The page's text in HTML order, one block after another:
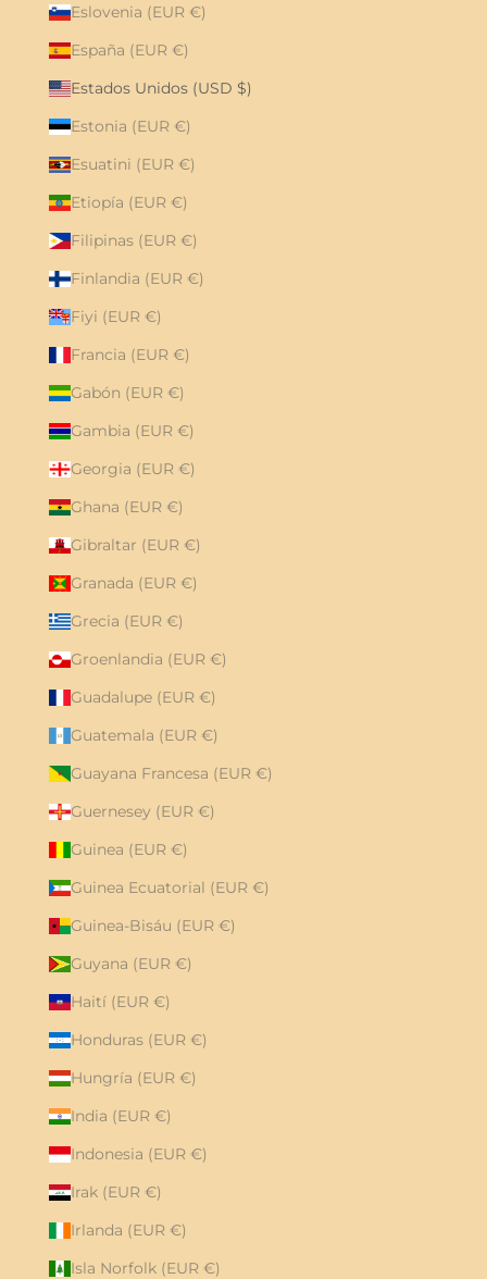
Eslovenia (EUR €)
España (EUR €)
Estados Unidos (USD $)
Estonia (EUR €)
Esuatini (EUR €)
Etiopía (EUR €)
Filipinas (EUR €)
Finlandia (EUR €)
Fiyi (EUR €)
Francia (EUR €)
Gabón (EUR €)
Gambia (EUR €)
Georgia (EUR €)
Ghana (EUR €)
Gibraltar (EUR €)
Granada (EUR €)
Grecia (EUR €)
Groenlandia (EUR €)
Guadalupe (EUR €)
Guatemala (EUR €)
Guayana Francesa (EUR €)
Guernesey (EUR €)
Guinea (EUR €)
Guinea Ecuatorial (EUR €)
Guinea-Bisáu (EUR €)
Guyana (EUR €)
Haití (EUR €)
Honduras (EUR €)
Hungría (EUR €)
India (EUR €)
Indonesia (EUR €)
Irak (EUR €)
Irlanda (EUR €)
Isla Norfolk (EUR €)